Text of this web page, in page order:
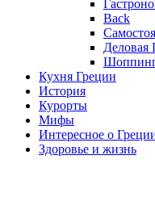
Back
Деловая
Кухня Греции
История
Курорты
Мифы
Интересное о
Здоровье и жизнь